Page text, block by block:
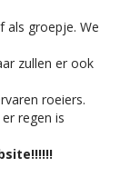
als groepje. We
er ook
roeiers.
regen is